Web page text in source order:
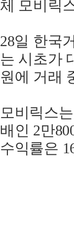
체 모비릭
28일 한국
는 시초가
원에 거래
모비릭스
배인 2만
수익률은